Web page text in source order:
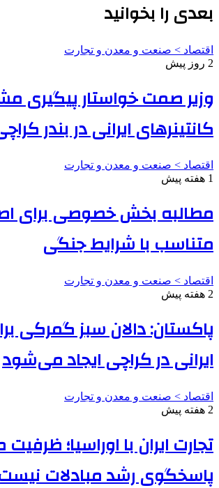
بعدی را بخوانید
اقتصاد > صنعت و معدن و تجارت
2 روز پیش
وزیر صمت خواستار پیگیری
کانتینرهای ایرانی در بندر
اقتصاد > صنعت و معدن و تجارت
1 هفته پیش
مطالبه بخش خصوصی برای
متناسب با شرایط جنگی
اقتصاد > صنعت و معدن و تجارت
2 هفته پیش
پاکستان: دالان سبز گمرکی
ایرانی در کراچی ایجاد می‌شود
اقتصاد > صنعت و معدن و تجارت
2 هفته پیش
تجارت ایران با اوراسیا؛ ظرفیت
پاسخگوی رشد مبادلات